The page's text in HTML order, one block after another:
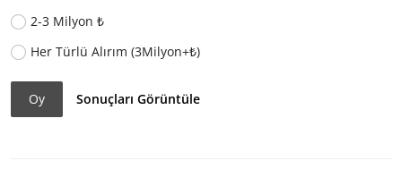
2-3 Milyon ₺
Her Türlü Alırım (3Milyon+₺)
Oy Sonuçları Görüntüle